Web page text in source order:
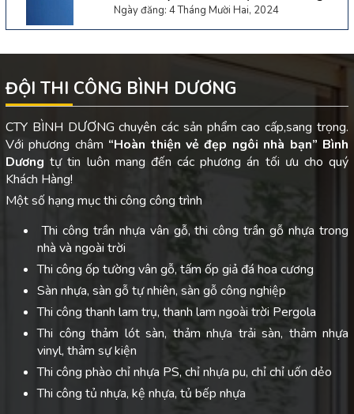
Ngày đăng: 4 Tháng Mười Hai, 2024
ĐỘI THI CÔNG BÌNH DƯƠNG
CTY BÌNH DƯƠNG chuyên các sản phẩm cao cấp,sang trọng.
Với phương châm “Hoàn thiện vẻ đẹp ngôi nhà bạn” Bình
Dươngtự tin luôn mang đến các phương án tối ưu cho quý
Khách Hàng!
Một số hạng mục thi công công trình
Thi công trần nhựa vân gỗ, thi công trần gỗ nhựa trong
nhà và ngoài trời
Thi công ốp tường vân gỗ, tấm ốp giả đá hoa cương
Sàn nhựa, sàn gỗ tự nhiên, sàn gỗ công nghiệp
Thi công thanh lam trụ, thanh lam ngoài trời Pergola
Thi công thảm lót sàn, thảm nhựa trải sàn, thảm nhựa
vinyl, thảm sự kiện
Thi công phào chỉ nhựa PS, chỉ nhựa pu, chỉ chỉ uốn dẻo
Thi công tủ nhựa, kệ nhựa, tủ bếp nhựa